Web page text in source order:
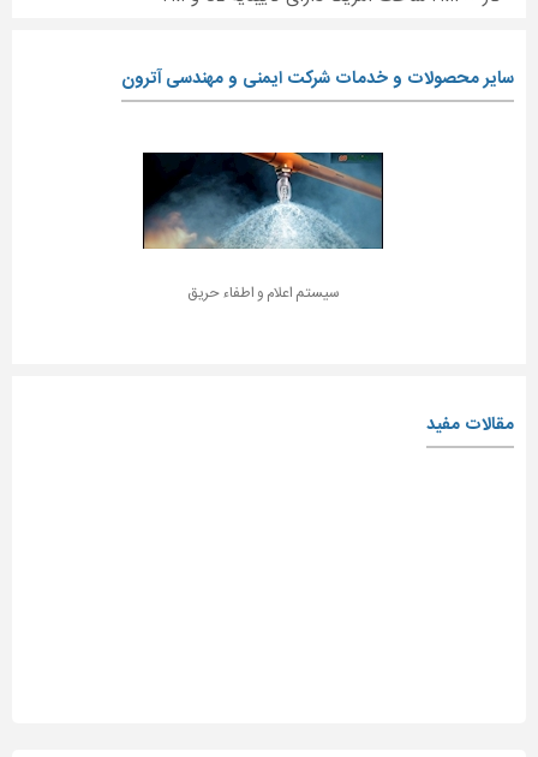
سایر محصولات و خدمات شرکت ایمنی و مهندسی آترون
سیستم اعلام و اطفاء حریق
مقالات مفید